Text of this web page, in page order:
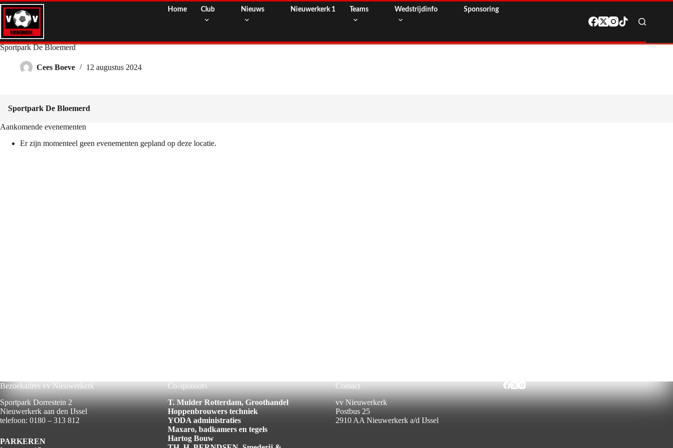
Ga
naar
de
inhoud
Home Club Nieuws Nieuwerkerk 1 Teams Wedstrijdinfo Sponsoring
Sportpark De Bloemerd
Cees Boeve 12 augustus 2024
Sportpark De Bloemerd
Aankomende evenementen
Er zijn momenteel geen evenementen gepland op deze locatie.
Bezoekadres vv Nieuwerkerk
Sportpark Dorrestein 2
Nieuwerkerk aan den IJssel
telefoon: 0180 – 313 812
PARKEREN
Co-sponsors
T. Mulder Rotterdam, Groothandel
Hoppenbrouwers techniek
YODA administraties
Maxaro, badkamers en tegels
Hartog Bouw
Contact
vv Nieuwerkerk
Postbus 25
2910 AA Nieuwerkerk a/d IJssel